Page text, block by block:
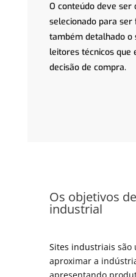
O conteúdo deve ser
selecionado para ser
também detalhado o
leitores técnicos que
decisão de compra.
Os objetivos
industrial
Sites industriais são
aproximar a